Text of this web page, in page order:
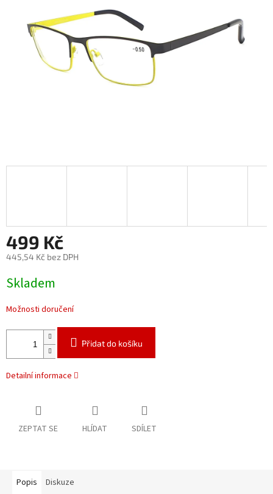
499 Kč
445,54 Kč bez DPH
cena:
Skladem
Možnosti doručení
Přidat do košíku
Detailní informace
ZEPTAT SE HLÍDAT SDÍLET
Popis Diskuze